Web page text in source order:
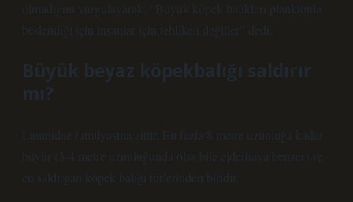
olmadığını vurgulayarak, “Büyük köpek balıkları planktonla
beslendiği için insanlar için tehlikeli değiller” dedi.
Büyük beyaz köpekbalığı saldırır
mı?
Lamnidae familyasına aittir. En fazla 8 metre uzunluğa kadar
büyür (3-4 metre uzunluğunda olsa bile ejderhaya benzer) ve
en saldırgan köpek balığı türlerinden biridir.